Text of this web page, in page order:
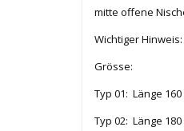
mitte offene
Wichtiger
Grösse:
Typ 01: Länge 160
Typ 02: Länge 180